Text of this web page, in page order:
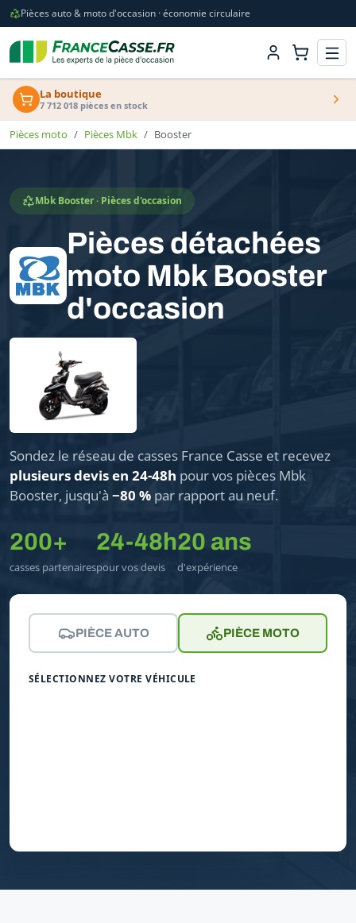
Pièces auto & moto d'occasion · économie circulaire
La boutique
7 712 018 pièces en stock
Pièces moto Pièces Mbk Booster
Mbk Booster · Pièces d'occasion
Pièces détachées
moto Mbk Booster
d'occasion
Sondez le réseau de casses France Casse et recevez
plusieurs devis en 24-48h pour vos pièces Mbk
Booster, jusqu'à −80 % par rapport au neuf.
200+
casses partenaires
24-48h
pour vos devis
20 ans
d'expérience
PIÈCE AUTO PIÈCE MOTO
SÉLECTIONNEZ VOTRE VÉHICULE